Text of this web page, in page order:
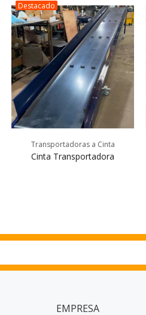
Destacado
Transportadoras a Cinta
Cinta Transportadora
EMPRESA